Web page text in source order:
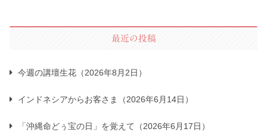
最近の投稿
今週の講壇生花（2026年8月2日）
インドネシアからお客さま（2026年6月14日）
「沖縄命どぅ宝の日」を覚えて（2026年6月17日）